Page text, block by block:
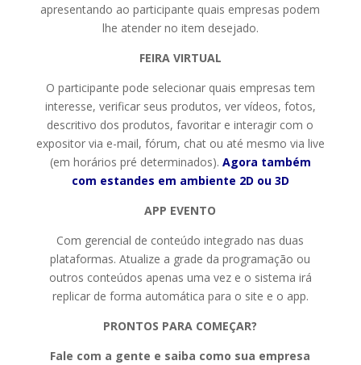
apresentando ao participante quais empresas podem
lhe atender no item desejado.
FEIRA VIRTUAL
O participante pode selecionar quais empresas tem
interesse, verificar seus produtos, ver vídeos, fotos,
descritivo dos produtos, favoritar e interagir com o
expositor via e-mail, fórum, chat ou até mesmo via live
(em horários pré determinados). Agora também
com estandes em ambiente 2D ou 3D
APP EVENTO
Com gerencial de conteúdo integrado nas duas
plataformas. Atualize a grade da programação ou
outros conteúdos apenas uma vez e o sistema irá
replicar de forma automática para o site e o app.
PRONTOS PARA COMEÇAR?
Fale com a gente e saiba como sua empresa